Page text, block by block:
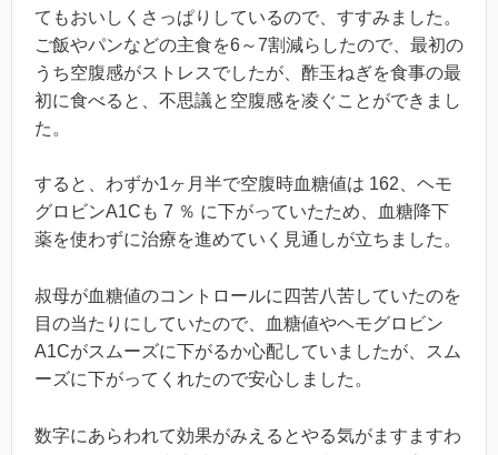
てもおいしくさっぱりしているので、すすみました。
ご飯やパンなどの主食を6～7割減らしたので、最初の
うち空腹感がストレスでしたが、酢玉ねぎを食事の最
初に食べると、不思議と空腹感を凌ぐことができまし
た。
すると、わずか1ヶ月半で空腹時血糖値は 162、ヘモ
グロビンA1Cも 7 ％ に下がっていたため、血糖降下
薬を使わずに治療を進めていく見通しが立ちました。
叔母が血糖値のコントロールに四苦八苦していたのを
目の当たりにしていたので、血糖値やヘモグロビン
A1Cがスムーズに下がるか心配していましたが、スム
ーズに下がってくれたので安心しました。
数字にあらわれて効果がみえるとやる気がますますわ